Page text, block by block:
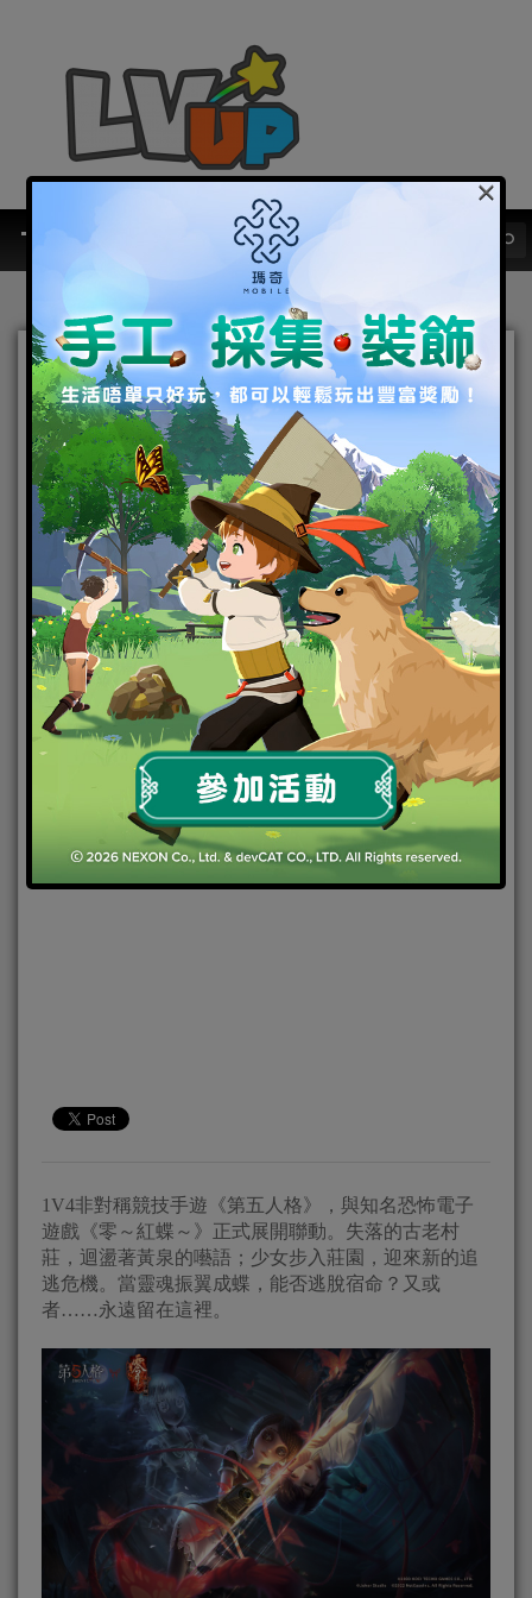
永遠…和我在一起 《第五人
格》x《零～紅蝶～》聯動
開啟
2022-11-25|Android,IOS,手機遊戲 焦點新聞
1V4非對稱競技手遊《第五人格》，與知名恐怖電子
遊戲《零～紅蝶～》正式展開聯動。失落的古老村
莊，迴盪著黃泉的囈語；少女步入莊園，迎來新的追
逃危機。當靈魂振翼成蝶，能否逃脫宿命？又或
者……永遠留在這裡。
×